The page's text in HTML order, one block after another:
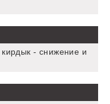
- снижение и